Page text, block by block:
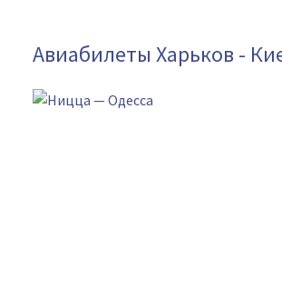
Авиабилеты Харьков -